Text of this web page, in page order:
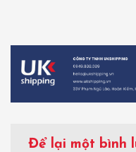
Để lại một bình